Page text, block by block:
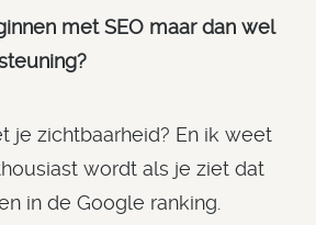
met SEO maar dan wel
je zichtbaarheid? En ik weet
wordt als je ziet dat
in de Google ranking.